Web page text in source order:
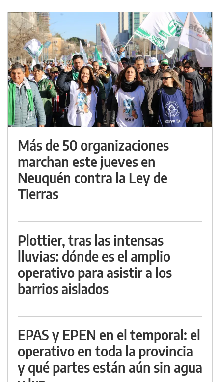
Más de 50 organizaciones
marchan este jueves en
Neuquén contra la Ley de
Tierras
Plottier, tras las intensas
lluvias: dónde es el amplio
operativo para asistir a los
barrios aislados
EPAS y EPEN en el temporal: el
operativo en toda la provincia
y qué partes están aún sin agua